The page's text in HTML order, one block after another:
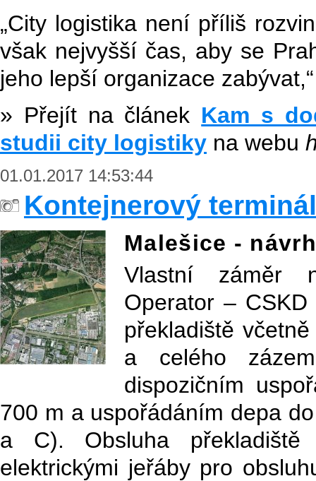
„City logistika není příliš
však nejvyšší čas, aby se
jeho lepší organizace
» Přejít na článek Kam s
studii city logistiky na webu
01.01.2017 14:53:44
Kontejnerový
Malešice -
Vlastní záměr
Operator –
překladiště
a celého
dispozičním
700 m a uspořádáním depa
a C). Obsluha překladiště
elektrickými jeřáby pro